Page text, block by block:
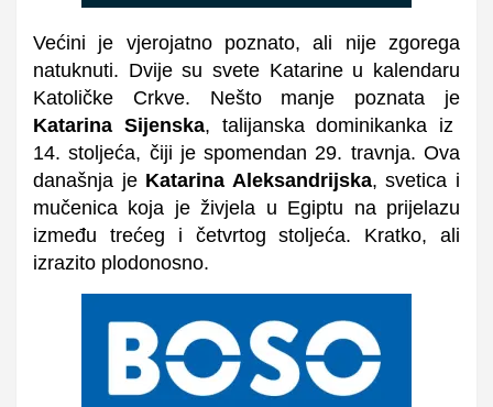
Većini je vjerojatno poznato, ali nije zgorega
natuknuti. Dvije su svete Katarine u kalendaru
Katoličke Crkve. Nešto manje poznata je
Katarina Sijenska, talijanska dominikanka iz
14. stoljeća, čiji je spomendan 29. travnja. Ova
današnja je Katarina Aleksandrijska, svetica i
mučenica koja je živjela u Egiptu na prijelazu
između trećeg i četvrtog stoljeća. Kratko, ali
izrazito plodonosno.